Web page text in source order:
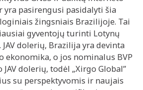
yra pasirengusi pasidalyti šia
žingsniais Brazilijoje. Tai
gyventojų turinti Lotynų
dolerių, Brazilija yra devinta
ekonomika, o jos nominalus BVP
dolerių, todėl „Xirgo Global”
su perspektyvomis ir naujais